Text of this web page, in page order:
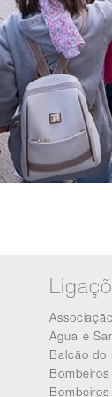
Agua e
Balcão do